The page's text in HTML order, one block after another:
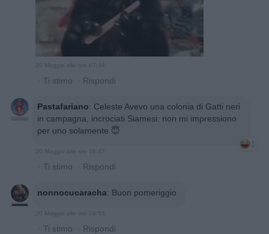
20 Maggio alle ore 07:44
· Ti stimo · Rispondi
Pastafariano: Celeste Avevo una colonia di Gatti neri
in campagna, incrociati Siamesi: non mi impressiono
per uno solamente 😇
1
20 Maggio alle ore 16:47
· Ti stimo · Rispondi
nonnocucaracha: Buon pomeriggio
20 Maggio alle ore 16:55
· Ti stimo · Rispondi